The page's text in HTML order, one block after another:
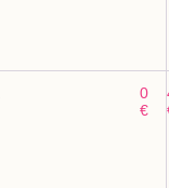
0
€